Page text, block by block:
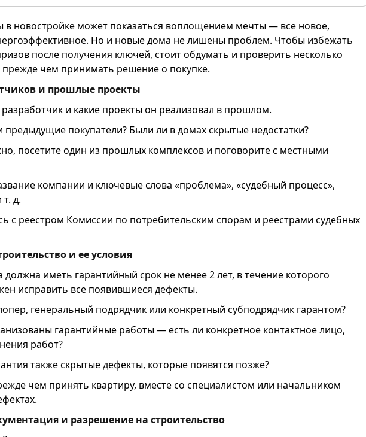
в новостройке может показаться воплощением мечты — все новое,
Но и новые дома не лишены проблем. Чтобы избежать
после получения ключей, стоит обдумать и проверить несколько
прежде чем принимать решение о покупке.
и прошлые проекты
разработчик и какие проекты он реализовал в прошлом.
покупатели? Были ли в домах скрытые недостатки?
посетите один из прошлых комплексов и поговорите с местными
компании и ключевые слова «проблема», «судебный процесс»,
д.
с реестром Комиссии по потребительским спорам и реестрами судебных
и ее условия
должна иметь гарантийный срок не менее 2 лет, в течение которого
исправить все появившиеся дефекты.
генеральный подрядчик или конкретный субподрядчик гарантом?
гарантийные работы — есть ли конкретное контактное лицо,
работ?
также скрытые дефекты, которые появятся позже?
чем принять квартиру, вместе со специалистом или начальником
и разрешение на строительство